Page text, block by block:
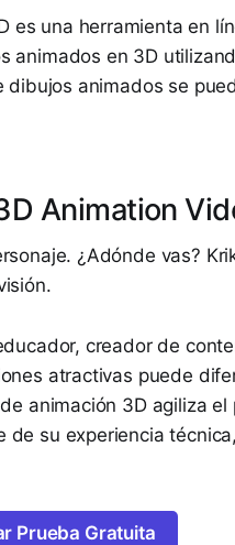
es una herramienta en
animados en 3D
animados se
Animation
¿Adónde vas?
creador de
atractivas puede
animación 3D agiliza
su experiencia
Prueba Gratuita